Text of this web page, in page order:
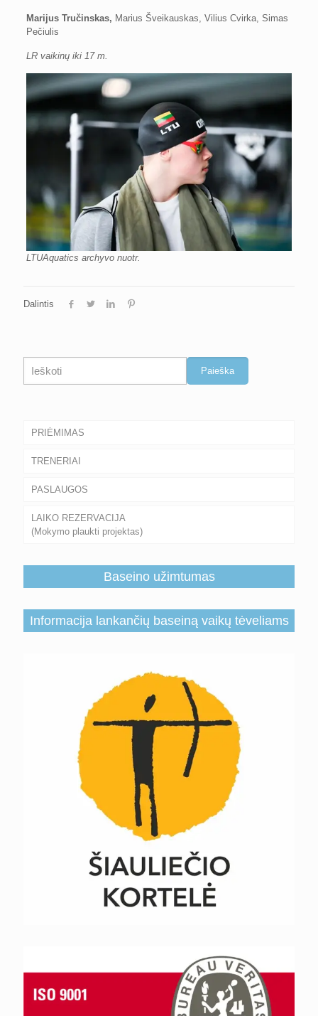
Marijus Tručinskas, Marius Šveikauskas, Vilius Cvirka, Simas
Pečiulis
LR vaikinų iki 17 m.
LTUAquatics archyvo nuotr.
Dalintis
Paieška Paieška
PRIĖMIMAS
TRENERIAI
PASLAUGOS
LAIKO REZERVACIJA
(Mokymo plaukti projektas)
Baseino užimtumas
Informacija lankančių baseiną vaikų tėveliams